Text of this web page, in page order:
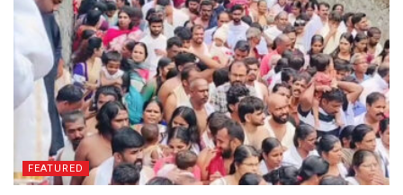
FEATURED